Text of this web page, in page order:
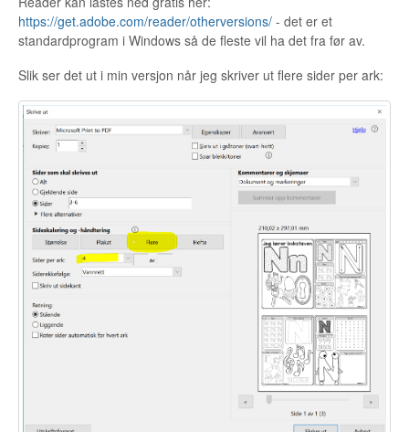
https://get.adobe.com/reader/otherversions/ - det er et
standardprogram i Windows så de fleste vil ha det fra før av.
Slik ser det ut i min versjon når jeg skriver ut flere sider per ark: